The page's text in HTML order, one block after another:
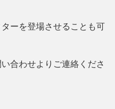
ーを登場させることも可
合わせよりご連絡くださ